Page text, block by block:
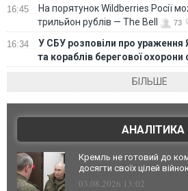
16:45
На порятунок Wildberries Росії
трильйон рублів — The Bell
73
16:34
У СБУ розповіли про
та кораблів берегової охорони
БІЛЬШЕ
АНАЛІТИКА
Кремль не готовий до
досягти своїх цілей
03.08.2026 13:02